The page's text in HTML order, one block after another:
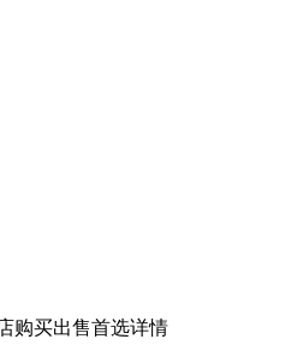
购买出售首选详情